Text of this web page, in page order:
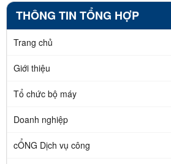
THÔNG TIN TỔNG HỢP
Trang chủ
Giới thiệu
Tổ chức bộ máy
Doanh nghiệp
cỔNG Dịch vụ công